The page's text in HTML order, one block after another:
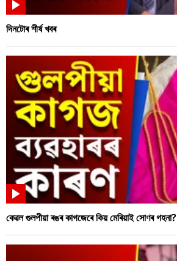
দিনটোৰ শীৰ্ষ খবৰ
কেৱল গুলপীয়া ৰঙৰ কাগজেৰে কিয় মেৰিয়াই সোণৰ গহনা?